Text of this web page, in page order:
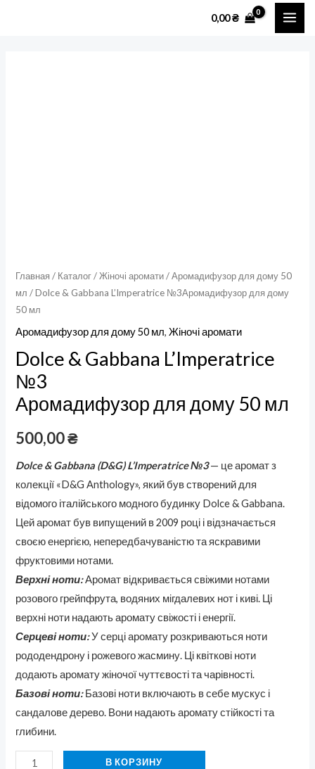
0,00₴
Главная / Каталог/Жіночі аромати/Аромадифузор для дому 50
мл / Dolce & Gabbana L’Imperatrice №3Аромадифузор для дому
50 мл
Аромадифузор для дому 50 мл,Жіночі аромати
Dolce & Gabbana L’Imperatrice
№3
Аромадифузор для дому 50 мл
500,00₴
Dolce & Gabbana (D&G) L’Imperatrice №3 — це аромат з
колекції «D&G Anthology», який був створений для
відомого італійського модного будинку Dolce & Gabbana.
Цей аромат був випущений в 2009 році і відзначається
своєю енергією, непередбачуваністю та яскравими
фруктовими нотами.
Верхні ноти:Аромат відкривається свіжими нотами
розового грейпфрута, водяних мігдалевих нот і киві. Ці
верхні ноти надають аромату свіжості і енергії.
Серцеві ноти:У серці аромату розкриваються ноти
рододендрону і рожевого жасмину. Ці квіткові ноти
додають аромату жіночої чуттєвості та чарівності.
Базові ноти: Базові ноти включають в себе мускус і
сандалове дерево. Вони надають аромату стійкості та
глибини.
В КОРЗИНУ